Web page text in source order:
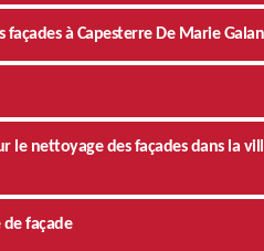
à Capesterre De Marie
nettoyage des façades dans la
façade